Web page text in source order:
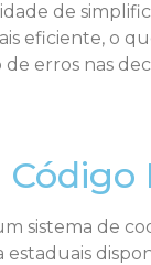
de
eficiente, o
erros nas
sistema de
estaduais